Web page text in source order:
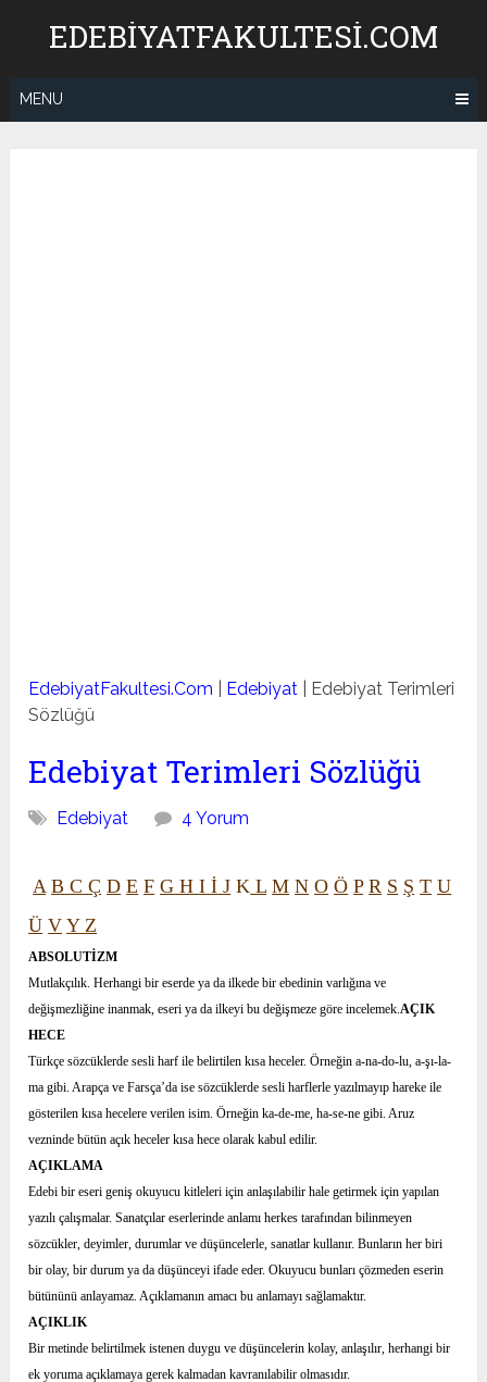
EDEBIYATFAKULTESI.COM
MENU
EdebiyatFakultesi.Com Edebiyat
Edebiyat Terimleri
Sözlüğü
Edebiyat Terimleri Sözlüğü
Edebiyat 4 Yorum
A B C Ç D E F G H I İ J K L M N O Ö P R S Ş T U
Ü V Y Z
ABSOLUTİZM
Mutlakçılık. Herhangi bir eserde ya da ilkede bir ebedinin varlığına ve
değişmezliğine inanmak, eseri ya da ilkeyi bu değişmeze göre incelemek.AÇIK
HECE
Türkçe sözcüklerde sesli harf ile belirtilen kısa heceler. Örneğin a-na-do-lu, a-şı-la-
ma gibi. Arapça ve Farsça’da ise sözcüklerde sesli harflerle yazılmayıp hareke ile
gösterilen kısa hecelere verilen isim. Örneğin ka-de-me, ha-se-ne gibi. Aruz
vezninde bütün açık heceler kısa hece olarak kabul edilir.
AÇIKLAMA
Edebi bir eseri geniş okuyucu kitleleri için anlaşılabilir hale getirmek için yapılan
yazılı çalışmalar. Sanatçılar eserlerinde anlamı herkes tarafından bilinmeyen
sözcükler, deyimler, durumlar ve düşüncelerle, sanatlar kullanır. Bunların her biri
bir olay, bir durum ya da düşünceyi ifade eder. Okuyucu bunları çözmeden eserin
bütününü anlayamaz. Açıklamanın amacı bu anlamayı sağlamaktır.
AÇIKLIK
Bir metinde belirtilmek istenen duygu ve düşüncelerin kolay, anlaşılır, herhangi bir
ek yoruma açıklamaya gerek kalmadan kavranılabilir olmasıdır.